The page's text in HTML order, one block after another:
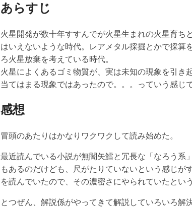
あらすじ
火星開発が数十年すすんでが火星生まれの火星育ち
はいえないような時代。レアメタル採掘とかで採算
ろ火星放棄を考えている時代。
火星によくあるゴミ物質が、実は未知の現象を引き
当てはまる現象ではあったので。。。っていう感じ
感想
冒頭のあたりはかなりワクワクして読み始めた。
最近読んでいる小説が無闇矢鱈と冗長な「なろう系
もあるのだけども、尺がたりていないという感じが
を読んでいたので、その濃密さにやられていたとい
とつぜん、解説係がやってきて解説していろいろ解